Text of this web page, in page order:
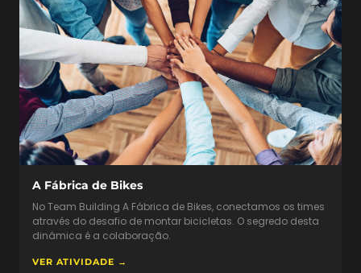
A Fábrica de Bikes
No Team Building A Fábrica de Bikes, conectamos os times
através do desafio de montar bicicletas. O segredo desta
dinâmica é a colaboração.
VER ATIVIDADE →